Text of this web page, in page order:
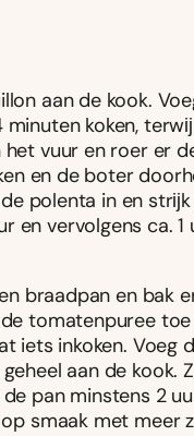
aan de kook.
koken,
vuur en roer er
en de boter
polenta in en
en vervolgens ca. 1
braadpan en bak
tomatenpuree
iets inkoken. Voeg
aan de kook.
pan minstens 2
smaak met meer